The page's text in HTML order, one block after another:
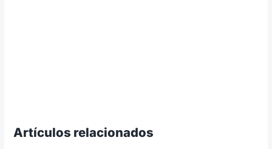
Artículos relacionados